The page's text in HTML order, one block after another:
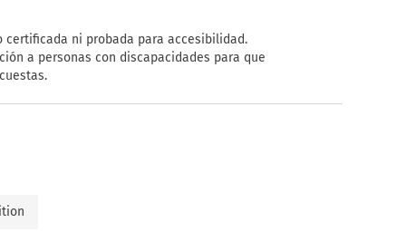
ni probada para accesibilidad.
a personas con discapacidades para que